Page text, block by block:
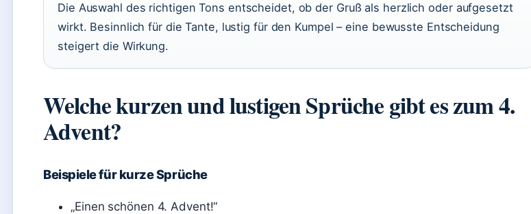
Die Auswahl des richtigen Tons entscheidet, ob der Gruß als herzlich oder aufgesetzt
wirkt. Besinnlich für die Tante, lustig für den Kumpel – eine bewusste Entscheidung
steigert die Wirkung.
Welche kurzen und lustigen Sprüche gibt es zum 4.
Advent?
Beispiele für kurze Sprüche
„Einen schönen 4. Advent!“